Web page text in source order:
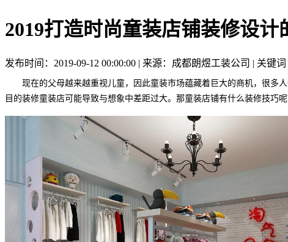
2019打造时尚童装店铺装修设计
发布时间：2019-09-12 00:00:00 | 来源：成都朗煜工装公司 | 关键
现在的父母越来越重视儿童，因此童装市场蕴藏着巨大的商机，很多人
目的装修童装店可能导致与想象中差距过大。那童装店铺有什么装修技巧呢